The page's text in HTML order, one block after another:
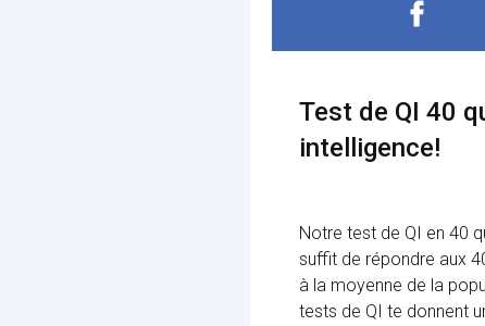
Test de QI 40
intelligence!
Notre test de QI en 40
suffit de répondre aux
à la moyenne de la
tests de QI te donnent